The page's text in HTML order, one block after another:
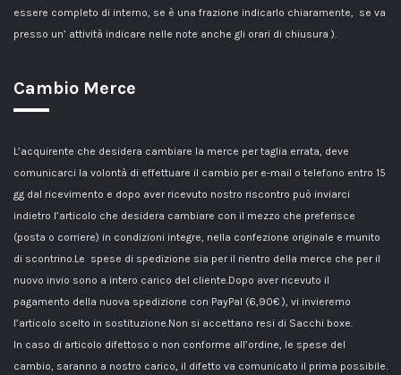
essere completo di interno, se è una frazione indicarlo chiaramente, se va
presso un’ attività indicare nelle note anche gli orari di chiusura ).
Cambio Merce
L’acquirente che desidera cambiare la merce per taglia errata, deve
comunicarci la volontà di effettuare il cambio per e-mail o telefono entro 15
gg dal ricevimento e dopo aver ricevuto nostro riscontro può inviarci
indietro l’articolo che desidera cambiare con il mezzo che preferisce
(posta o corriere) in condizioni integre, nella confezione originale e munito
di scontrino.Le spese di spedizione sia per il rientro della merce che per il
nuovo invio sono a intero carico del cliente.Dopo aver ricevuto il
pagamento della nuova spedizione con PayPal (6,90€ ), vi invieremo
l’articolo scelto in sostituzione.Non si accettano resi di Sacchi boxe.
In caso di articolo difettoso o non conforme all’ordine, le spese del
cambio, saranno a nostro carico, il difetto va comunicato il prima possibile.